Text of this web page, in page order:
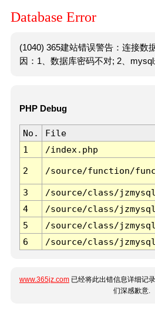
Database Error
(1040) 365建站错误警告：连接数
因：1、数据库密码不对; 2、mysql
PHP Debug
No. File
1
/index.php
2 /source/function/
3 /source/class/
4
/source/class/
5
/source/class/
6
/source/class/
www.365jz.com 已经将此出错信息详细记
们深感歉意.